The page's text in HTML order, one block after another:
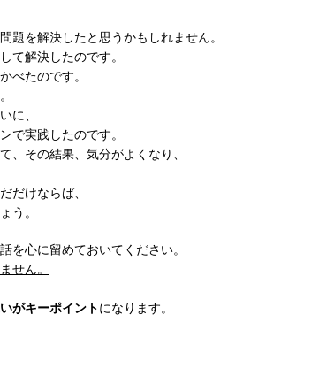
題を解決したと思うかもしれません。
て解決したのです。
べたのです。
に、
で実践したのです。
、その結果、気分がよくなり、
だけならば、
う。
を心に留めておいてください。
せん。
がキーポイントになります。